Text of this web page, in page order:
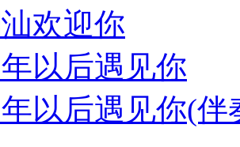
欢迎你
以后遇见你
以后遇见你(伴